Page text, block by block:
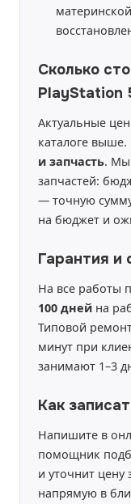
Сколько
PlayStation
Актуальные
каталоге
и запчасть. Мы
запчастей:
— точную
на бюджет и
Гарантия и
На все работы
100 дней на
Типовой
минут при
занимают 1–3
Как
Напишите в
помощник
и уточнит цену
напрямую в